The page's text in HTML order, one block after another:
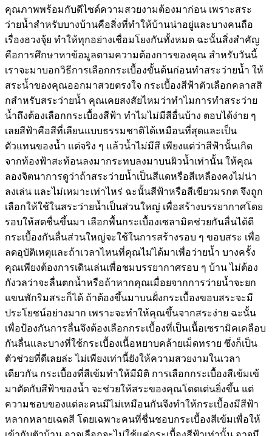
คุณภาพพร้อมกับดีไซด์ความสวยงามต้องมาก่อน เพราะสระ
ว่ายน้ำสำหรับบางบ้านคือสิ่งที่ทำให้บ้านน่าอยู่และบางคนถือ
เรื่องฮวงจุ้ย ทำให้ทุกอย่างเชื่อมโยงกันทั้งหมด ฉะนั้นสิ่งสำคัญ
คือการศึกษาหาข้อมูลตามความต้องการของคุณ สำหรับวันนี้
เราจะมาบอกวิธีการเลือกกระเบื้องขั้นต้นก่อนทำสระว่ายน้ำ ให้
สระน้ำของคุณออกมาสวยตรงใจ กระเบื้องสีฟ้าตัวเลือกคลาสสิ
กสำหรับสระว่ายน้ำ คุณเคยสงสัยไหมว่าทำไมการทำสระว่าย
น้ำถึงต้องเลือกกระเบื้องสีฟ้า ทำไมไม่มีสีอื่นบ้าง ตอบได้ง่าย ๆ
เลยสีฟ้าคือสีที่เลียนแบบธรรมชาติได้เหมือนที่สุดและเป็น
ตัวแทนของน้ำ แต่จริง ๆ แล้วน้ำไม่มีสี เพียงแต่ว่าสีฟ้านั้นเกิด
จากท้องฟ้าสะท้อนลงมากระทบลงมาบนผิวน้ำเท่านั้น ให้คุณ
ลองจิตนาการดูว่าถ้าสระว่ายน้ำเป็นสีแดหรือสีเหลืองคงไม่น่า
ลงเล่น และไม่เหมาะเท่าไหร่ ฉะนั้นสีฟ้าหรือสีเขียวมรกต จึงถูก
เลือกให้ใช้ในสระว่ายน้ำเป็นส่วนใหญ่ เพื่อสร้างบรรยากาศโดย
รอบให้สดชื่นขึ้นมา เลือกพื้นกระเบื้องเซลามิคช่วยกันลื่นได้ดี
กระเบื้องกันลื่นส่วนใหญ่จะใช้ในการสร้างรอบ ๆ ขอบสระ เพื่อ
ลดอุบัติเหตุและถ้าเวลาไหนที่คุณไม่ได้มาเพื่อว่ายน้ำ บางครั้ง
คุณเพียงต้องการเดินเล่นเพื่อชมบรรยากาศรอบ ๆ บ้าน ไม่ต้อง
กังวลว่าจะลื่นตกน้ำหรือถ้าหากคุณเมื่อยจากการว่ายน้ำจะยก
แขนพักริมสระก็ได้ ถ้าต้องขึ้นมาบนฝั่งกระเบื้องขอบสระจะมี
ประโยชน์อย่างมาก เพราะจะทำให้คุณขึ้นจากสระง่าย ฉะนั้น
เพื่อป้องกันการลื่นจึงต้องเลือกกระเบื้องที่เป็นเนื้อเซรามิคเคลือบ
กันลื่นและบางที่ใช้กระเบื้องเนื้อหยาบคล้ายเม็ดทราย ซึ่งก็เป็น
ตัวช่วยที่ดีเลยล่ะ ไม่เพียงเท่านี้ยังให้ความสวยงามในเวลา
เดียวกัน กระเบื้องที่สีเข้มทำให้มีมิติ การเลือกกระเบื้องสีเข้มเข้
มาตัดกับสีฟ้าของน้ำ จะช่วยให้สระของคุณโดดเด่นยิ่งขึ้น แต่
ความชอบของแต่ละคนมีไม่เหมือนกันจึงทำให้กระเบื้องมีสีฟ้า
หลากหลายเฉดสี โดยเฉพาะคนที่ชื่นชอบกระเบื้องสีเข้มเพื่อให้